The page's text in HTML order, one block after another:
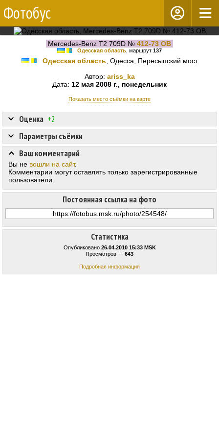
Фотобус
Mercedes-Benz T2 709D № 412-73 ОВ
Одесская область , маршрут 137
Одесская область , Одесса, Пересыпский мост
Автор: ariss_ka
Дата: 12 мая 2008 г., понедельник
Показать место съёмки на карте
Статистика
Опубликовано 26.04.2010 15:33 MSK
Просмотров — 643
Подробная информация
Оценка +2
Постоянная ссылка на фото
Параметры съёмки
Ваш комментарий
Вы не вошли на сайт.
Комментарии могут оставлять только зарегистрированные
пользователи.